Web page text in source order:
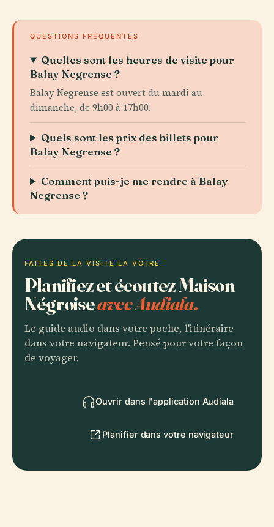
QUESTIONS FRÉQUENTES
Quelles sont les heures de visite pour
Balay Negrense ?
Balay Negrense est ouvert du mardi au
dimanche, de 9h00 à 17h00.
Quels sont les prix des billets pour
Balay Negrense ?
Comment puis-je me rendre à Balay
Negrense ?
FAITES DE LA VISITE LA VÔTRE
Planifiez et écoutez Maison
Négroiseavec Audiala.
Le guide audio dans votre poche, l'itinéraire
dans votre navigateur. Pensé pour votre façon
de voyager.
Ouvrir dans l'application Audiala
Planifier dans votre navigateur